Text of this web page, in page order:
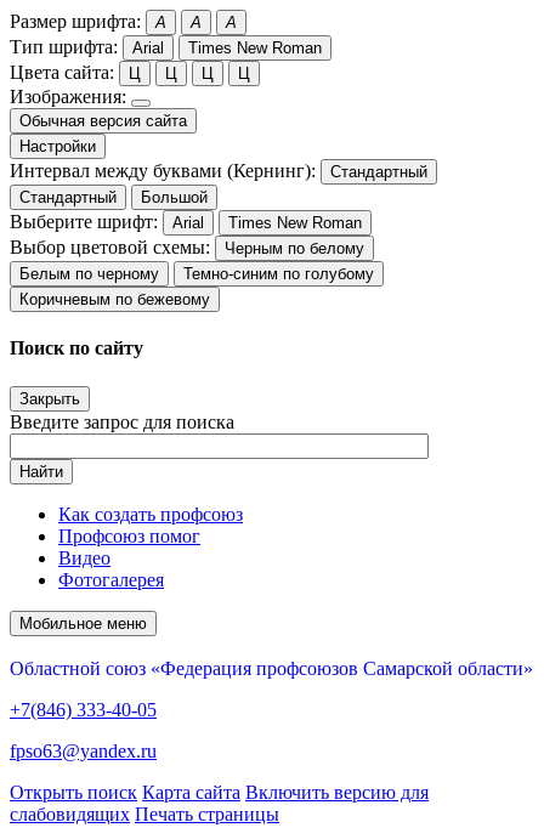
Размер шрифта: A A A
Тип шрифта: Arial Times New Roman
Цвета сайта: Ц Ц Ц Ц
Изображения:
Обычная версия сайта
Настройки
Интервал между буквами (Кернинг):
Стандартный
Стандартный
Большой
Выберите шрифт: Arial Times New Roman
Выбор цветовой схемы:
Черным по белому
Белым по черному
Темно-синим по голубому
Коричневым по бежевому
Поиск по сайту
Закрыть
Введите запрос для поиска
Найти
Как создать профсоюз
Профсоюз помог
Видео
Фотогалерея
Мобильное меню
Областной союз «Федерация профсоюзов Самарской области»
+7(846) 333-40-05
fpso63@yandex.ru
Открыть поиск Карта сайта Включить версию для
слабовидящих Печать страницы